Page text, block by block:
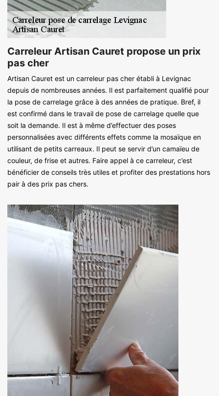
Carreleur Artisan Cauret propose un prix
pas cher
Artisan Cauret est un carreleur pas cher établi à Levignac
depuis de nombreuses années. Il est parfaitement qualifié pour
la pose de carrelage grâce à des années de pratique. Bref, il
est confirmé dans le travail de pose de carrelage quelle que
soit la demande. Il est à même d’effectuer des poses
personnalisées avec différents effets comme la mosaïque en
utilisant de petits carreaux. Il peut se servir d’un camaïeu de
couleur, de frise et autres. Faire appel à ce carreleur, c’est
bénéficier de conseils très utiles et profiter des prestations hors
pair à des prix pas chers.